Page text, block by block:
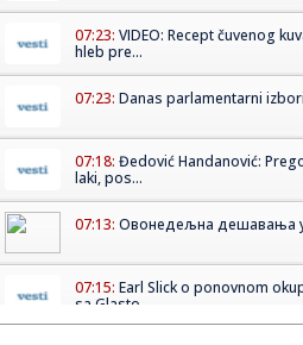
07:23: VIDEO: Recept čuvenog
hleb pre...
07:23: Danas parlamentarni
07:18: Đedović Handanović:
laki, pos...
07:13: Овонедељна дешавања
07:15: Earl Slick o ponovnom
sa Glasto...